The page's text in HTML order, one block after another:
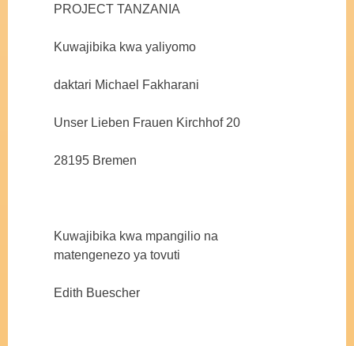
PROJECT TANZANIA
Kuwajibika kwa yaliyomo
daktari Michael Fakharani
Unser Lieben Frauen Kirchhof 20
28195 Bremen
Kuwajibika kwa mpangilio na
matengenezo ya tovuti
Edith Buescher